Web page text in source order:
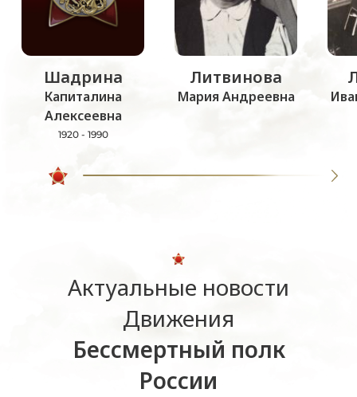
Шадрина
Капиталина
Алексеевна
1920 - 1990
Литвинова
Мария Андреевна
Актуальные новости
Движения
Бессмертный полк
России